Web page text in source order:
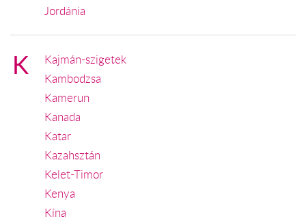
Jordánia
K
Kajmán-szigetek
Kambodzsa
Kamerun
Kanada
Katar
Kazahsztán
Kelet-Timor
Kenya
Kína